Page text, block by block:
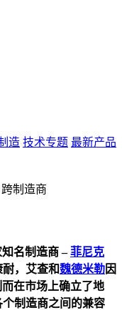
造 技术专题 最新产品
制造商
知名制造商 –菲尼克
，艾查和魏德米勒因
在市场上确立了地
制造商之间的兼容